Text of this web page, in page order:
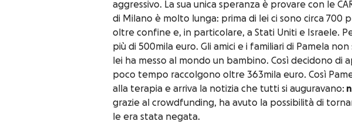
aggressivo. La sua unica speranza è provare con le
di Milano è molto lunga: prima di lei ci sono circa 700
oltre confine e, in particolare, a Stati Uniti e Israele.
più di 500mila euro. Gli amici e i familiari di Pamela
lei ha messo al mondo un bambino. Così decidono di
poco tempo raccolgono oltre 363mila euro. Così
alla terapia e arriva la notizia che tutti si auguravano:
grazie al crowdfunding, ha avuto la possibilità di
le era stata negata.